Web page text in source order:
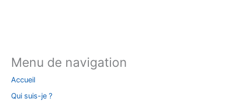
Menu de navigation
Accueil
Qui suis-je ?